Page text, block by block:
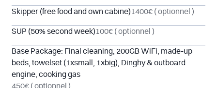
Skipper (free food and own cabine)1400€ ( optionnel )
SUP (50% second week)100€ ( optionnel )
Base Package: Final cleaning, 200GB WiFi, made-up
beds, towelset (1xsmall, 1xbig), Dinghy & outboard
engine, cooking gas
450€ ( optionnel )